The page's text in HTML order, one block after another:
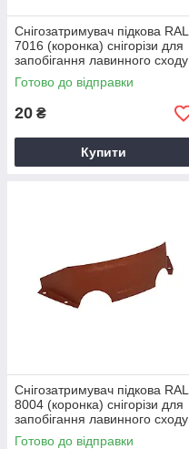
Снігозатримувач підкова RAL
7016 (коронка) снігорізи для
запобігання лавинного сходу
снігу з поверхні покрівлі
Готово до відправки
20 ₴
Купити
Снігозатримувач підкова RAL
8004 (коронка) снігорізи для
запобігання лавинного сходу
снігу з поверхні покрівлі
Готово до відправки